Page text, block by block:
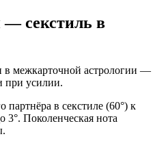
— секстиль в
межкарточной астрологии —
при усилии.
в секстиле (60°) к
3°. Поколенческая нота